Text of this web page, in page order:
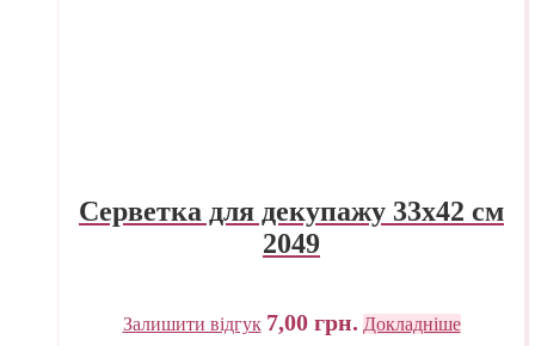
Серветка для декупажу 33х42 см
2049
Залишити відгук 7,00 грн. Докладніше